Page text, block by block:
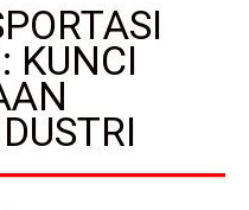
KUNCI